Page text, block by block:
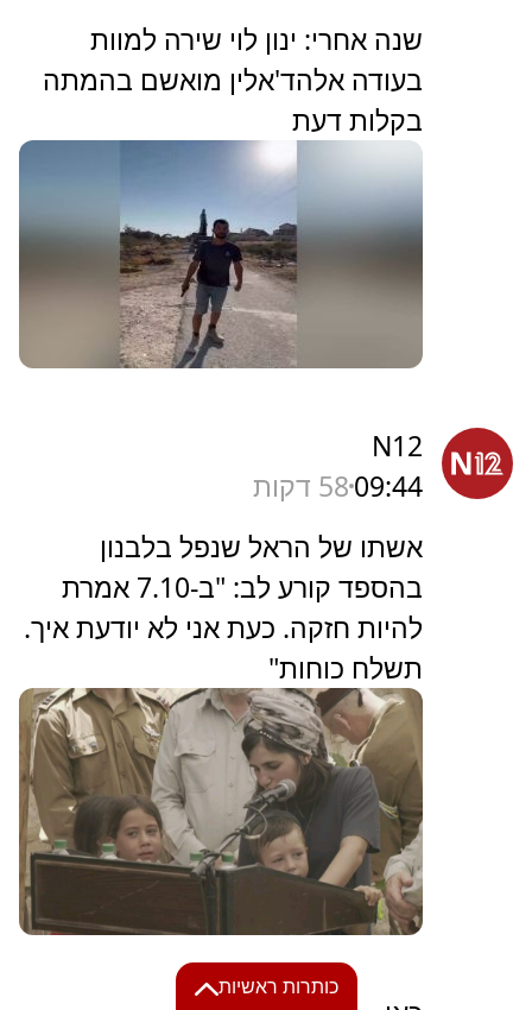
כותרות ראשיות
שנה אחרי: ינון לוי שירה למוות
בעודה אלהד'אלין מואשם בהמתה
בקלות דעת
N12
09:4458 דקות
אשתו של הראל שנפל בלבנון
בהספד קורע לב: "ב-7.10 אמרת
להיות חזקה. כעת אני לא יודעת איך.
תשלח כוחות"